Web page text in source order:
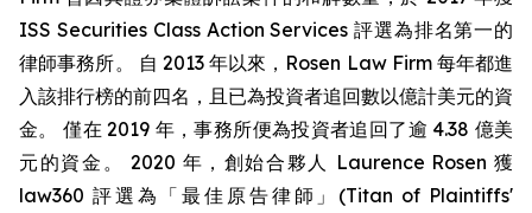
ISS Securities Class Action Services 評選為排名第一的
律師事務所。 自 2013 年以來，Rosen Law Firm 每年都進
入該排行榜的前四名，且已為投資者追回數以億計美元的資
金。 僅在 2019 年，事務所便為投資者追回了逾 4.38 億美
元的資金。 2020 年，創始合夥人 Laurence Rosen 獲
law360 評選為「最佳原告律師」(Titan of Plaintiffs'